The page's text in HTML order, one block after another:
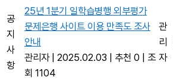
공
지
사
항
25년 1분기 일학습병행 외부평가
문제은행 사이트 이용 만족도 조사
안내
관리자
2025.02.03 추천 0
조
회 1104
관
리
자